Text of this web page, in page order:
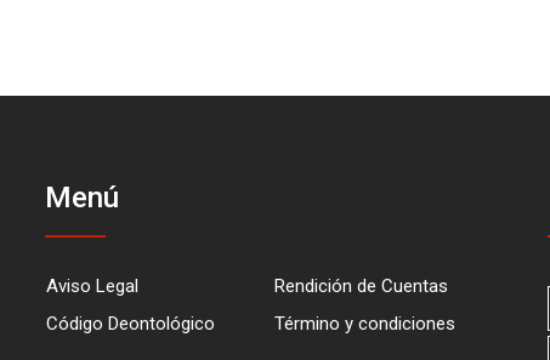
Menú
Aviso Legal
Rendición de Cuentas
Código Deontológico
Término y condiciones